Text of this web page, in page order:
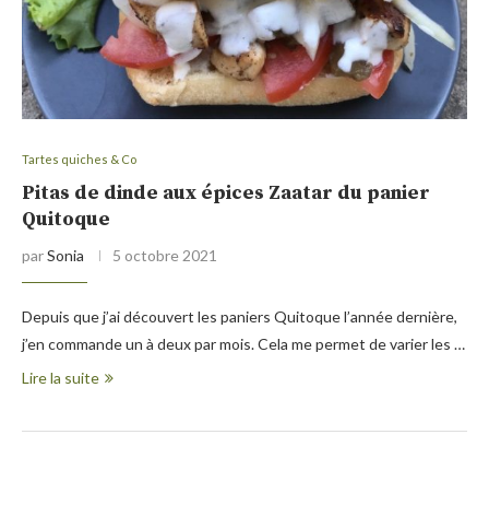
Tartes quiches & Co
Pitas de dinde aux épices Zaatar du panier
Quitoque
parSonia 5 octobre 2021
Depuis que j’ai découvert les paniers Quitoque l’année dernière,
j’en commande un à deux par mois. Cela me permet de varier les …
Lire la suite